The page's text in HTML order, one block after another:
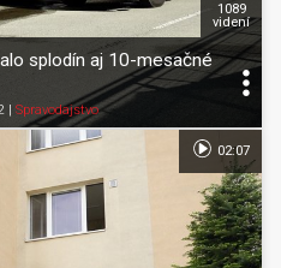
splodín aj 10-mesačné
| Spravodajstvo
1089
videní
02:07